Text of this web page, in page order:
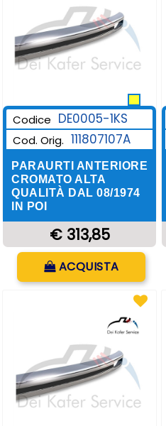
Codice DE0005-1KS
Cod. Orig. 111807107A
PARAURTI ANTERIORE
CROMATO ALTA
QUALITÀ DAL 08/1974
IN POI
€ 313,85
Quantità
ACQUISTA